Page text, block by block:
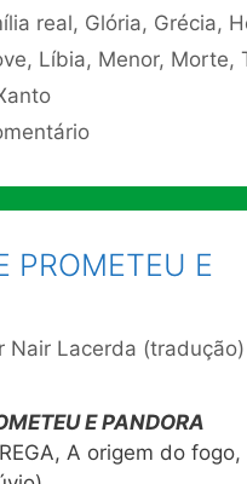
real, Glória, Grécia,
, Líbia, Menor, Morte,
PROMETEU E
Nair Lacerda (tradução)
E PANDORA
A origem do